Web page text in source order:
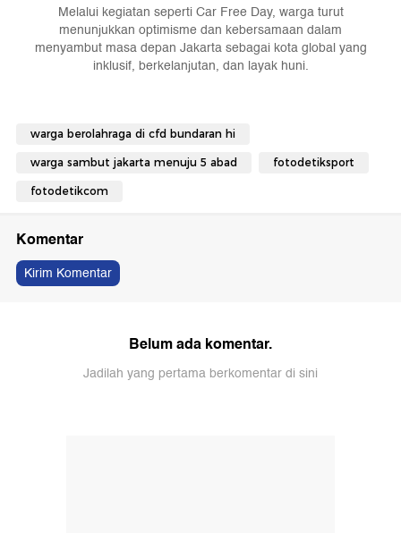
Melalui kegiatan seperti Car Free Day, warga turut
menunjukkan optimisme dan kebersamaan dalam
menyambut masa depan Jakarta sebagai kota global yang
inklusif, berkelanjutan, dan layak huni.
warga berolahraga di cfd bundaran hi
warga sambut jakarta menuju 5 abad fotodetiksport
fotodetikcom
Komentar
Kirim Komentar
Belum ada komentar.
Jadilah yang pertama berkomentar di sini